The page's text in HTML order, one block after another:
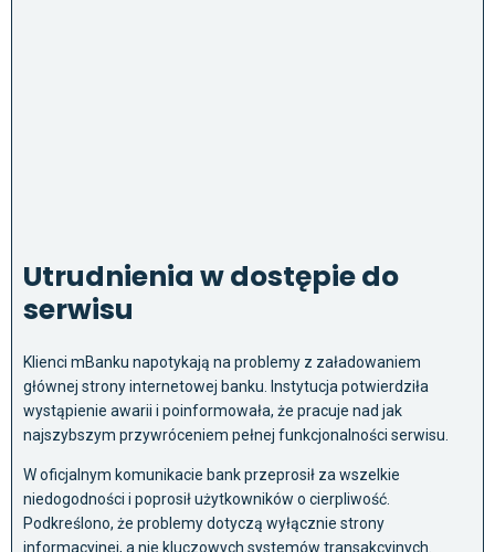
Utrudnienia w dostępie do
serwisu
Klienci mBanku napotykają na problemy z załadowaniem
głównej strony internetowej banku. Instytucja potwierdziła
wystąpienie awarii i poinformowała, że pracuje nad jak
najszybszym przywróceniem pełnej funkcjonalności serwisu.
W oficjalnym komunikacie bank przeprosił za wszelkie
niedogodności i poprosił użytkowników o cierpliwość.
Podkreślono, że problemy dotyczą wyłącznie strony
informacyjnej, a nie kluczowych systemów transakcyjnych.